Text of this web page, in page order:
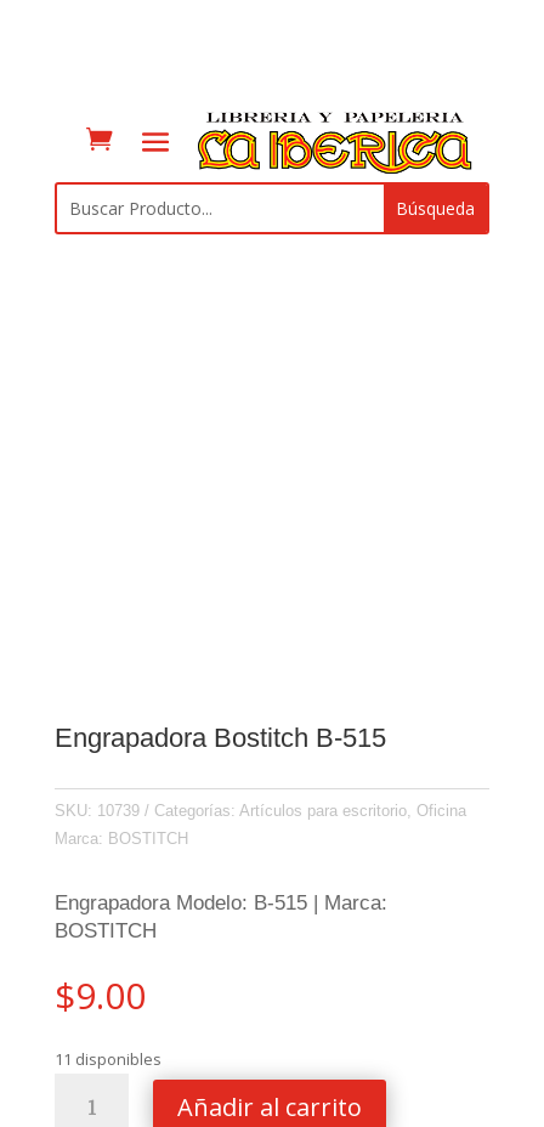
Engrapadora Bostitch B-515
SKU: 10739 Categorías: Artículos para escritorio, Oficina
Marca: BOSTITCH
Engrapadora Modelo: B-515 | Marca:
BOSTITCH
$9.00
11 disponibles
Engrapadora
Bostitch
Añadir al carrito